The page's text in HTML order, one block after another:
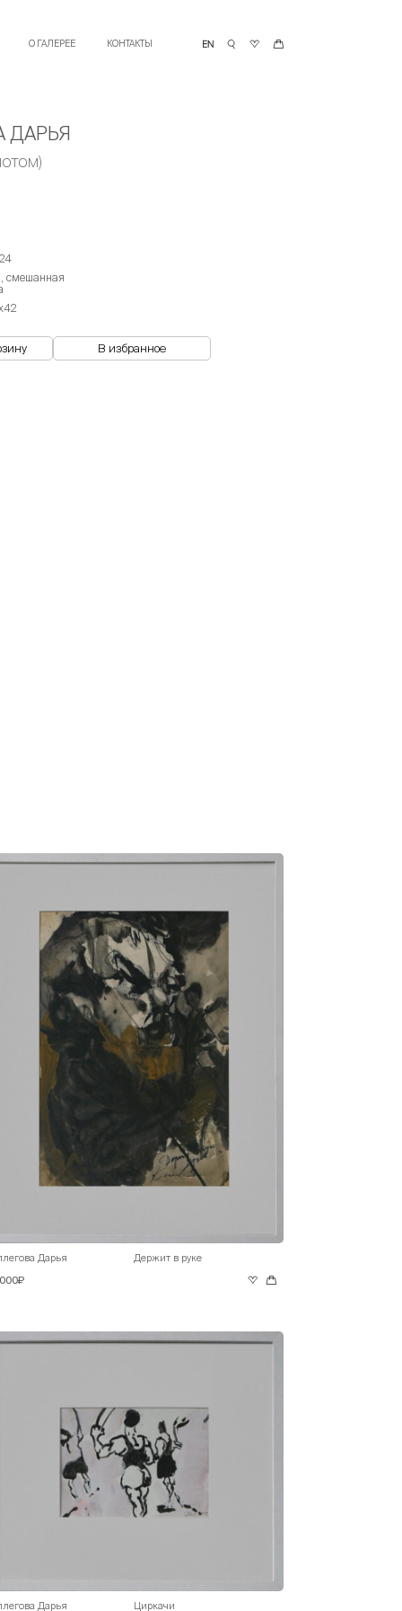
О ГАЛЕРЕЕ КОНТАКТЫ
ДАРЬЯ
смешанная
В избранное
Дарья Держит в руке
Дарья Циркачи